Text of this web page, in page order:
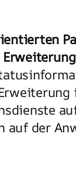
auf der